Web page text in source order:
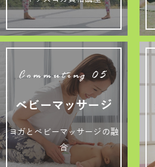
Commuting 05
ベビーマッサージ
ヨガとベビーマッサージの融
合